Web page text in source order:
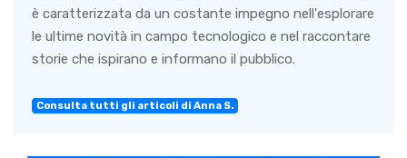
è caratterizzata da un costante impegno nell'esplorare
le ultime novità in campo tecnologico e nel raccontare
storie che ispirano e informano il pubblico.
Consulta tutti gli articoli di Anna S.